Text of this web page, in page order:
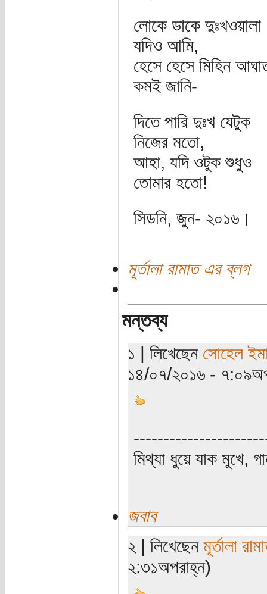
লোকে ডাকে দুঃখওয়ালা
যদিও আমি,
হেসে হেসে মিহিন
কমই জানি-
দিতে পারি দুঃখ যেটুক
নিজের মতো,
আহা, যদি ওটুক শুধুও
তোমার হতো!
সিডনি, জুন- ২০১৬।
মূর্তালা রামাত এর ব্লগ
মন্তব্য
১ | লিখেছেন সোহেল
১৪/০৭/২০১৬ -
মিথ্যা ধুয়ে যাক মুখে,
জবাব
২ | লিখেছেন মূর্তালা
২:৩১অপরাহ্ন)